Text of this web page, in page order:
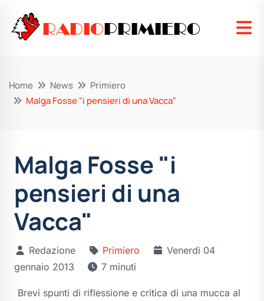
RADIOPRIMIERO
Home News
Primiero
Malga Fosse "i pensieri di una Vacca"
Malga Fosse "i
pensieri di una
Vacca"
Redazione Primiero
Venerdì 04
gennaio 2013
7 minuti
Brevi spunti di riflessione e critica di una mucca al